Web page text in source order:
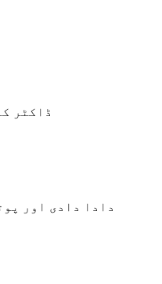
ڈاکٹر
دادا دادی اور